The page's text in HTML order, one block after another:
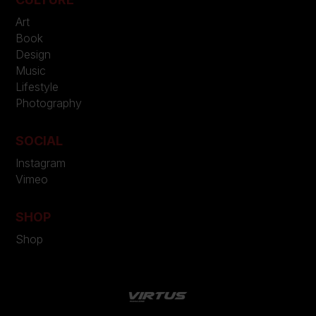
Art
Book
Design
Music
Lifestyle
Photography
SOCIAL
Instagram
Vimeo
SHOP
Shop